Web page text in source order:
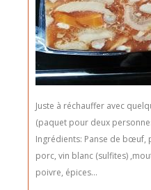
Juste à réchauffer avec
(paquet pour deux
Ingrédients: Panse de bœuf,
porc, vin blanc (sulfites)
poivre, épices...